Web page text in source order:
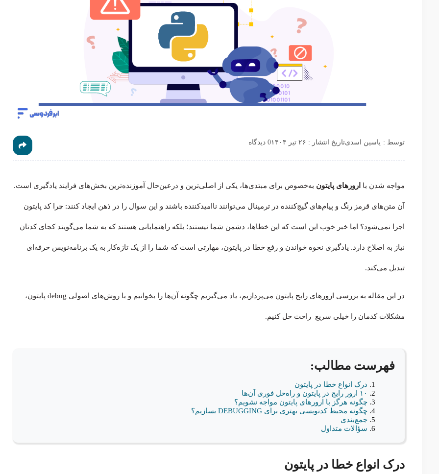
توسط : یاسین اسدیتاریخ انتشار : ۲۶ تیر ۱۴۰۴ 0 دیدگاه
مواجه شدن با ارورهای پایتون به‌خصوص برای مبتدی‌ها، یکی از اصلی‌ترین و درعین‌حال آموزنده‌ترین بخش‌های فرایند یادگیری است.
آن متن‌های قرمز رنگ و پیام‌های گیج‌کننده در ترمینال می‌توانند ناامیدکننده باشند و این سوال را در ذهن ایجاد کنند: چرا کد پایتون
اجرا نمی‌شود؟ اما خبر خوب این است که این خطاها، دشمن شما نیستند؛ بلکه راهنمایانی هستند که به شما می‌گویند کجای کدتان
نیاز به اصلاح دارد. یادگیری نحوه خواندن و رفع خطا در پایتون، مهارتی است که شما را از یک تازه‌کار به یک برنامه‌نویس حرفه‌ای
تبدیل می‌کند.
در این مقاله به بررسی ارورهای رایج پایتون می‌پردازیم، یاد می‌گیریم چگونه آن‌ها را بخوانیم و با روش‌های اصولی debug پایتون،
مشکلات کدمان را خیلی سریع راحت حل کنیم.
فهرست مطالب:
درک انواع خطا در پایتون
۱۰ ارور رایج در پایتون و راه‌حل فوری آن‌ها
چگونه هرگز با ارورهای پایتون مواجه نشویم؟
چگونه محیط کدنویسی بهتری برای DEBUGGING بسازیم؟
جمع‌بندی
سؤالات متداول
درک انواع خطا در پایتون